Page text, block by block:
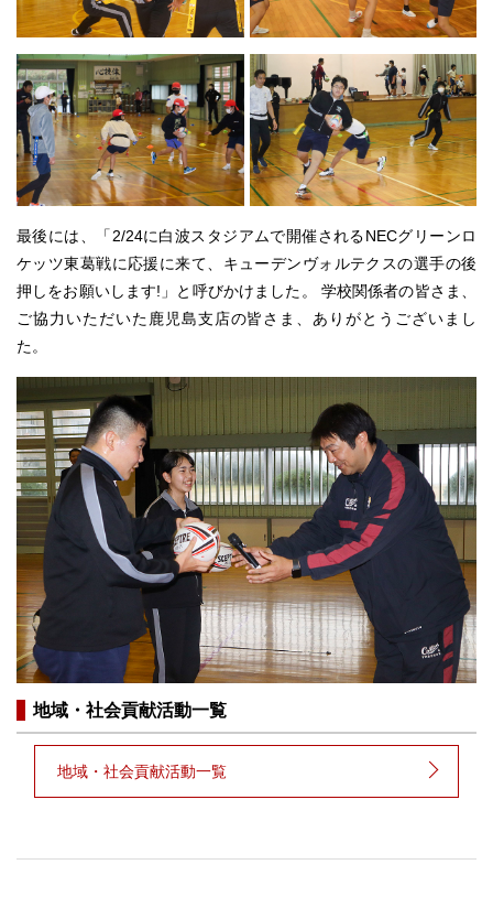
最後には、「2/24に白波スタジアムで開催されるNECグリーンロ
ケッツ東葛戦に応援に来て、キューデンヴォルテクスの選手の後
押しをお願いします!」と呼びかけました。 学校関係者の皆さま、
ご協力いただいた鹿児島支店の皆さま、ありがとうございまし
た。
地域・社会貢献活動一覧
地域・社会貢献活動一覧